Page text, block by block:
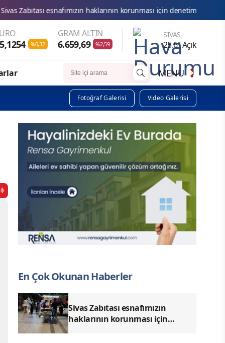
haklarının korunması için denetimlerimizi aralıksız
%0,32
GRAM ALTIN
6.659,69 %2,59
SIVAS
25.6° Açık
MENU
Fotoğraf Galerisi Video Galerisi
En Çok Okunan Haberler
Sivas Zabıtası esnafımızın
haklarının korunması için